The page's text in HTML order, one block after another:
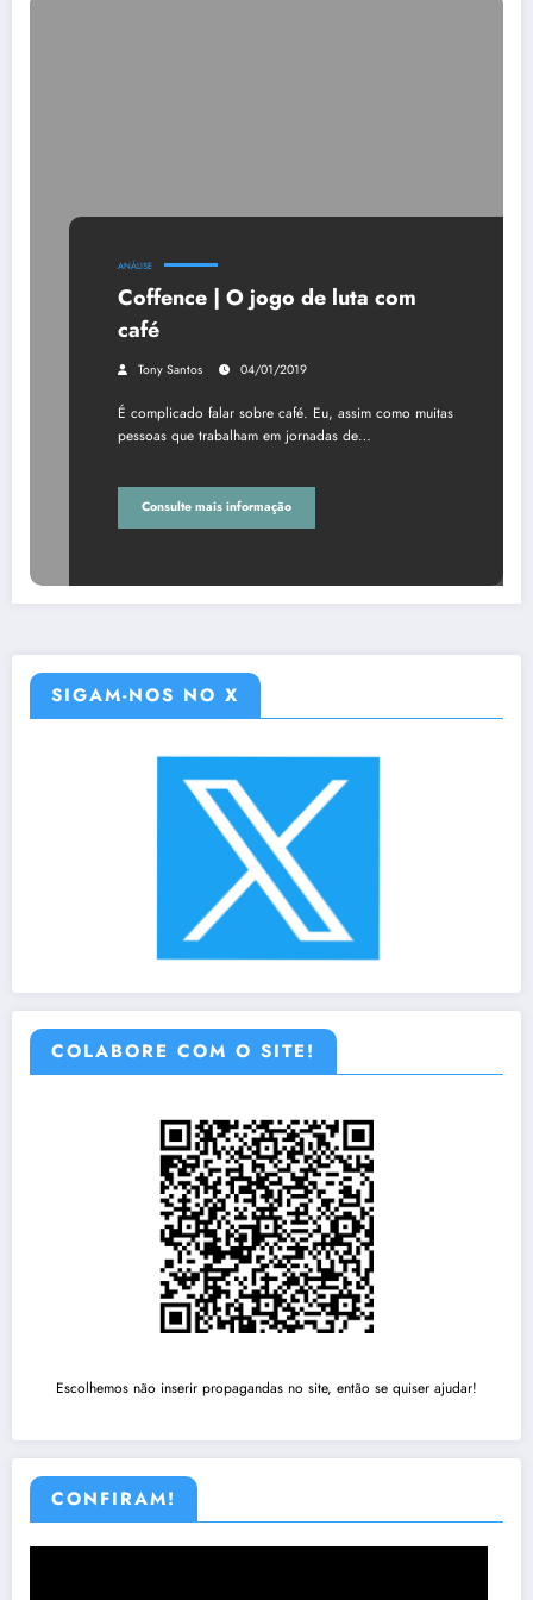
ANÁLISE
Coffence | O jogo de luta com
café
Tony Santos 04/01/2019
É complicado falar sobre café. Eu, assim como muitas
pessoas que trabalham em jornadas de…
Consulte mais informação
SIGAM-NOS NO X
COLABORE COM O SITE!
Escolhemos não inserir propagandas no site, então se quiser ajudar!
CONFIRAM!